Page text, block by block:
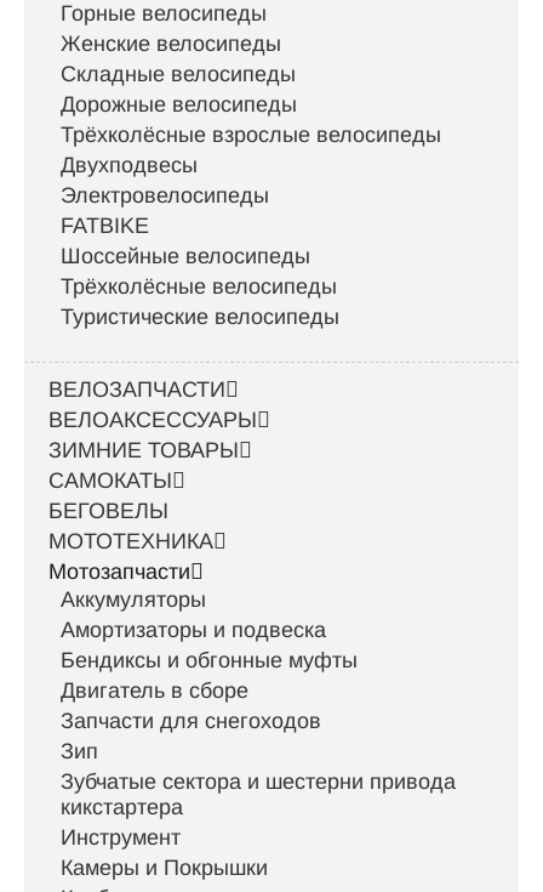
Горные велосипеды
Женские велосипеды
Складные велосипеды
Дорожные велосипеды
Трёхколёсные взрослые велосипеды
Двухподвесы
Электровелосипеды
FATBIKE
Шоссейные велосипеды
Трёхколёсные велосипеды
Туристические велосипеды
ВЕЛОЗАПЧАСТИ
ВЕЛОАКСЕССУАРЫ
ЗИМНИЕ ТОВАРЫ
САМОКАТЫ
БЕГОВЕЛЫ
МОТОТЕХНИКА
Мотозапчасти
Аккумуляторы
Амортизаторы и подвеска
Бендиксы и обгонные муфты
Двигатель в сборе
Запчасти для снегоходов
Зип
Зубчатые сектора и шестерни привода
кикстартера
Инструмент
Камеры и Покрышки